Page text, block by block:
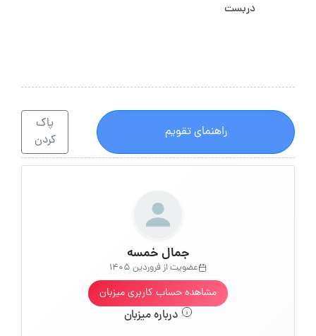
دربست
راهنمای تقویم
پاک
کردن
جمال خمسه
عضویت از فروردین 1405
مشاهده حساب کاربری میزبان
درباره میزبان